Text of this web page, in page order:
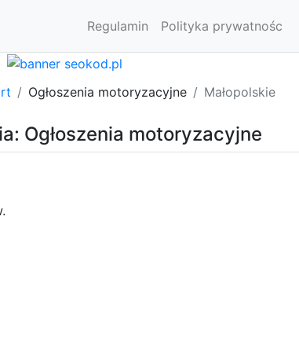
Regulamin Polityka prywatnośc
Ogłoszenia motoryzacyjne Małopolskie
Ogłoszenia motoryzacyjne